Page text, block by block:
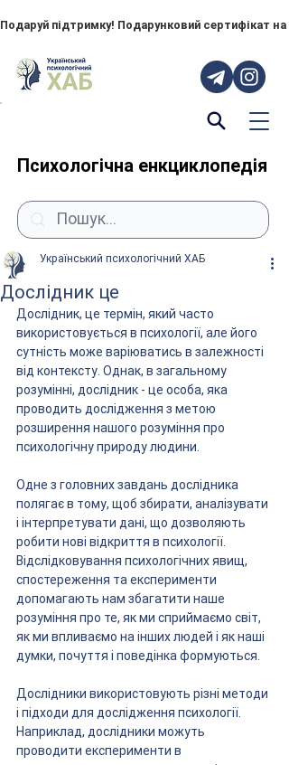
Подаруй підтримку! Подарунковий сертифікат
Психологічна енкциклопедія
Дослідник це
Український психологічний ХАБ
Дослідник, це термін, який часто
використовується в психології, але його
сутність може варіюватись в залежності
від контексту. Однак, в загальному
розумінні, дослідник - це особа, яка
проводить дослідження з метою
розширення нашого розуміння про
психологічну природу людини.
Одне з головних завдань дослідника
полягає в тому, щоб збирати, аналізувати
і інтерпретувати дані, що дозволяють
робити нові відкриття в психології.
Відслідковування психологічних явищ,
спостереження та експерименти
допомагають нам збагатити наше
розуміння про те, як ми сприймаємо світ,
як ми впливаємо на інших людей і як наші
думки, почуття і поведінка формуються.
Дослідники використовують різні методи
і підходи для дослідження психології.
Наприклад, дослідники можуть
проводити експерименти в